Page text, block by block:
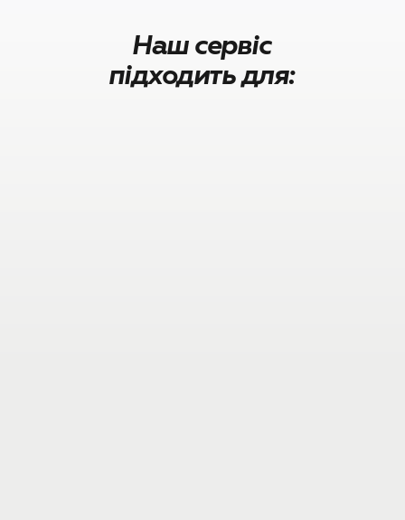
Наш сервіс
підходить для: